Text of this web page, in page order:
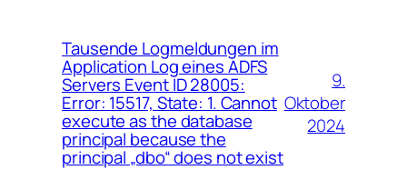
Tausende Logmeldungen im
Application Log eines ADFS
Servers Event ID 28005:
Error: 15517, State: 1. Cannot
execute as the database
principal because the
principal „dbo“ does not exist
9.
Oktober
2024